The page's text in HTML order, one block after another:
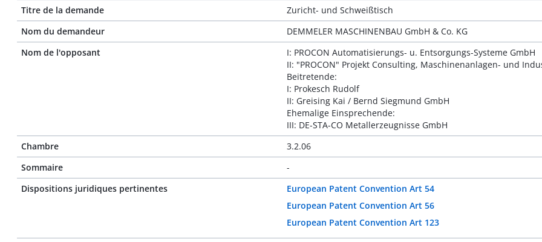
Titre de la demande
Zuricht- und Schweißtisch
Nom du demandeur
DEMMELER MASCHINENBAU GmbH & Co. KG
Nom de l'opposant
I: PROCON Automatisierungs- u. Entsorgungs-Systeme GmbH
II: "PROCON" Projekt Consulting, Maschinenanlagen- und
Beitretende:
I: Prokesch Rudolf
II: Greising Kai / Bernd Siegmund GmbH
Ehemalige Einsprechende:
III: DE-STA-CO Metallerzeugnisse GmbH
Chambre
3.2.06
Sommaire
-
Dispositions juridiques pertinentes
European Patent Convention Art 54
European Patent Convention Art 56
European Patent Convention Art 123